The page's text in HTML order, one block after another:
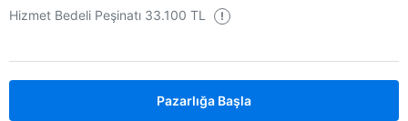
Hizmet Bedeli Peşinatı 33.100 TL !
Pazarlığa Başla